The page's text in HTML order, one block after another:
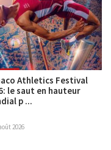
Athletics Festival
le saut en hauteur
p ...
2026